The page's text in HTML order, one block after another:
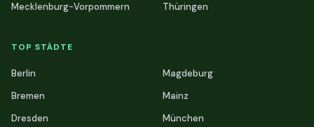
Mecklenburg-Vorpommern
Thüringen
TOP STÄDTE
Berlin
Bremen
Dresden
Magdeburg
Mainz
München